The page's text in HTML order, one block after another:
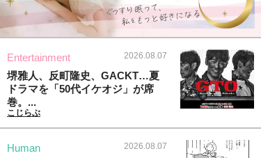
Entertainment 2026.08.07
堺雅人、反町隆史、GACKT…夏
ドラマを「50代イケオジ」が席
巻。...
こじらぶ
Human 2026.08.07